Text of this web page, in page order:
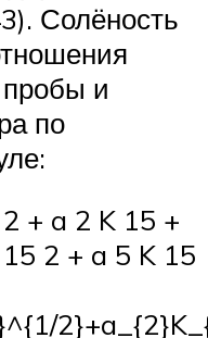
Солёность
пробы и
по
+ a 2 K 15 +
2 + a 5 K 15